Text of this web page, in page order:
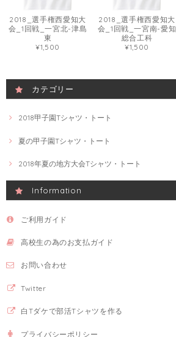
2018_選手権西愛知大
会_1回戦_一宮北-津島
東
¥1,500
2018_選手権西愛知大
会_1回戦_一宮南-愛知
総合工科
¥1,500
カテゴリー
2018甲子園Tシャツ・トート
夏の甲子園Tシャツ・トート
2018年夏の地方大会Tシャツ・トート
Information
ご利用ガイド
高校生の為のお支払ガイド
お問い合わせ
Twitter
白Tダケで部活Tシャツを作る
プライバシーポリシー